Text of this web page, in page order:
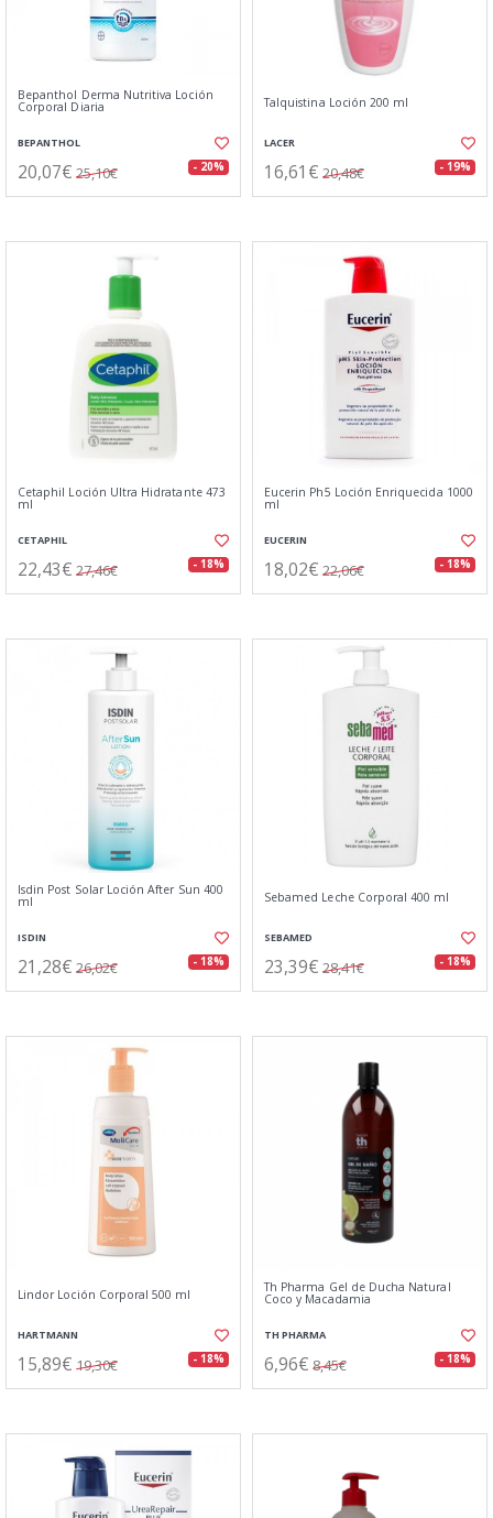
Bepanthol Derma Nutritiva Loción
Corporal Diaria
BEPANTHOL
20,07€ 25,10€ - 20%
Talquistina Loción 200 ml
LACER
16,61€ 20,48€ - 19%
Cetaphil Loción Ultra Hidratante 473
ml
CETAPHIL
22,43€ 27,46€ - 18%
Eucerin Ph5 Loción Enriquecida 1000
ml
EUCERIN
18,02€ 22,06€ - 18%
Isdin Post Solar Loción After Sun 400
ml
ISDIN
21,28€ 26,02€ - 18%
Sebamed Leche Corporal 400 ml
SEBAMED
23,39€ 28,41€ - 18%
Lindor Loción Corporal 500 ml
HARTMANN
15,89€ 19,30€ - 18%
Th Pharma Gel de Ducha Natural
Coco y Macadamia
TH PHARMA
6,96€ 8,45€ - 18%